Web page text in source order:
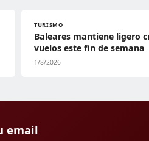
TURISMO
Baleares mantiene ligero
vuelos este fin de semana
1/8/2026
email